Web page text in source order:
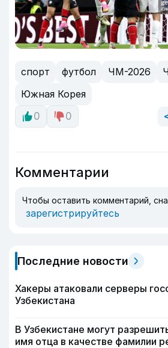
спорт футбол ЧМ-2026
Южная Корея
0
0
Комментарии
Чтобы оставить комментарий,
зарегистрируйтесь
Последние новости
Хакеры атаковали серверы
Узбекистана
В Узбекистане могут
имя отца в качестве фамилии